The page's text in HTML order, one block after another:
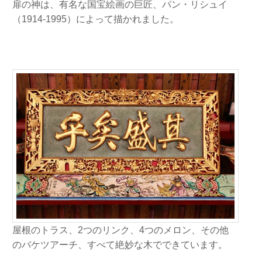
扉の神は、有名な国宝絵画の巨匠、パン・リシュイ
（1914-1995）によって描かれました。
屋根のトラス、2つのリンク、4つのメロン、その他
のバケツアーチ、すべて絶妙な木でできています。